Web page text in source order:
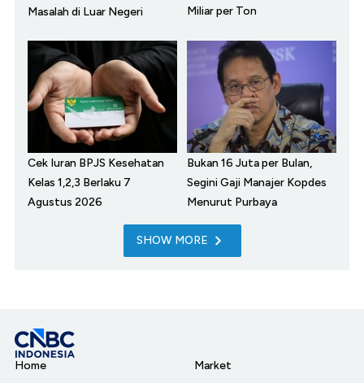
Masalah di Luar Negeri
Miliar per Ton
Cek Iuran BPJS Kesehatan
Kelas 1,2,3 Berlaku 7
Agustus 2026
Bukan 16 Juta per Bulan,
Segini Gaji Manajer Kopdes
Menurut Purbaya
SHOW MORE
Home
Market